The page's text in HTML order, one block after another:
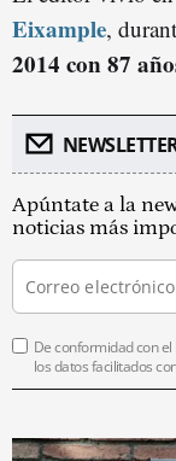
Eixample,
2014 con 87
Apúntate a la
noticias más
De conformidad con el
los datos facilitados